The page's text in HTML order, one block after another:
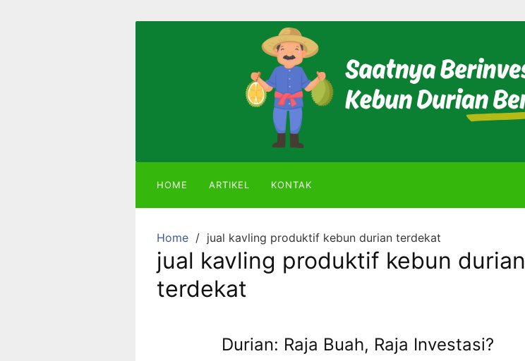
Durian
atau
Alpukat
Miki
HOME ARTIKEL KONTAK
Home jual kavling produktif kebun durian terdekat
jual kavling produktif kebun durian
terdekat
Durian: Raja Buah, Raja Investasi?